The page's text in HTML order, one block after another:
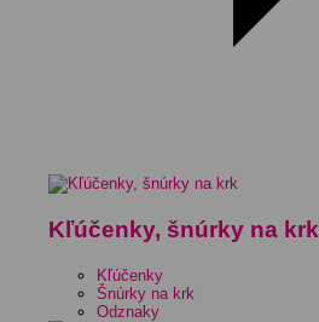
Kľúčenky, šnúrky na krk
Kľúčenky
Šnúrky na krk
Odznaky